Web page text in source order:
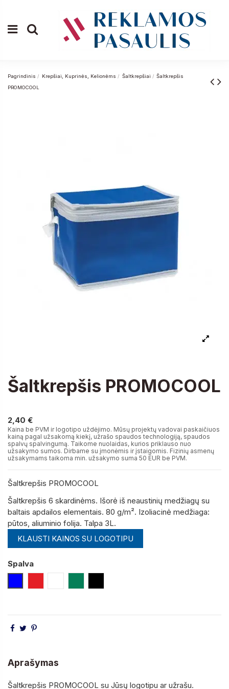
Pagrindinis Krepšiai, Kuprinės, Kelionėms Šaltkrepšiai
Šaltkrepšis
PROMOCOOL
Šaltkrepšis PROMOCOOL
2,40 €
Kaina be PVM ir logotipo uždėjimo. Mūsų projektų vadovai paskaičiuos
kainą pagal užsakomą kiekį, užrašo spaudos technologiją, spaudos
spalvų spalvingumą. Taikome nuolaidas, kurios priklauso nuo
užsakymo sumos. Dirbame su įmonėmis ir įstaigomis. Fizinių asmenų
užsakymams taikoma min. užsakymo suma 50 EUR be PVM.
Šaltkrepšis PROMOCOOL
Šaltkrepšis 6 skardinėms. Išorė iš neaustinių medžiagų su
baltais apdailos elementais. 80 g/m². Izoliacinė medžiaga:
pūtos, aliuminio folija. Talpa 3L.
KLAUSTI KAINOS SU LOGOTIPU
Spalva
Aprašymas
Šaltkrepšis PROMOCOOL su Jūsų logotipu ar užrašu.